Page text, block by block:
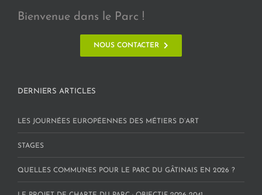
Bienvenue dans le Parc !
NOUS CONTACTER
DERNIERS ARTICLES
LES JOURNÉES EUROPÉENNES DES MÉTIERS D’ART
STAGES
QUELLES COMMUNES POUR LE PARC DU GÂTINAIS EN 2026 ?